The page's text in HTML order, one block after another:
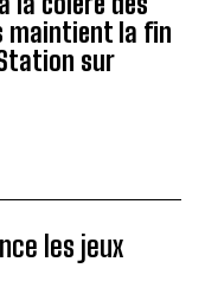
maintient la fin
sur
les jeux